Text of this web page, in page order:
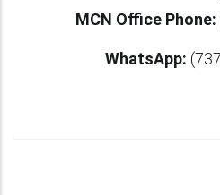
MCN Office Phone:
WhatsApp: